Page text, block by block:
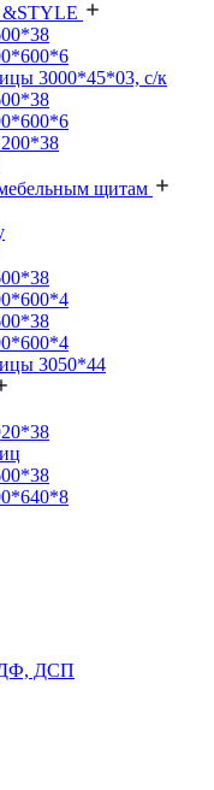
3000*45*03, с/к
щитам
3050*44
ДСП